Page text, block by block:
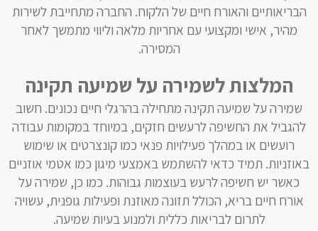
הבריאותיים והאורח חיים של הלקוח. החברה מתחייבת לשירות
מהיר, אישי ומקצועי עם אחריות מלאה וליווי מתמשך לאחר
המסירה.
המלצות לשמירה על שמיעה תקינה
שמירה על שמיעה תקינה מתחילה בהרגלי חיים נכונים. חשוב
להגביל את החשיפה לרעשים חזקים, במיוחד במקומות עבודה
רועשים או במהלך פעילויות פנאי כמו קונצרטים או שימוש
באוזניות. תמיד כדאי להשתמש באמצעי מיגון כמו אטמי אוזניים
כאשר יש חשיפה לרעש בעוצמות גבוהות. כמו כן, שמירה על
אורח חיים בריא, הכולל תזונה מאוזנת ופעילות גופנית, עשויה
לתרום לבריאות כללית ולמנוע בעיות שמיעה.